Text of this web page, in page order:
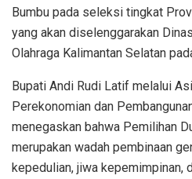
Bumbu pada seleksi tingkat
yang akan diselenggarakan
Olahraga Kalimantan Selatan
Bupati Andi Rudi Latif melalui
Perekonomian dan
menegaskan bahwa Pemilihan
merupakan wadah pembinaan
kepedulian, jiwa kepemimpinan,